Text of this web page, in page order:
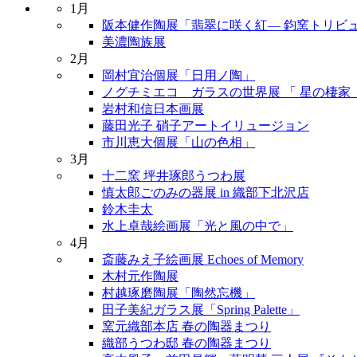
1月
阪本健作陶展「翡翠に咲く紅― 鈞窯トリビ
美濃陶族展
2月
岡村宜治個展「日用ノ陶」
ノグチミエコ ガラスの世界展 「 星の棲家
岩村和信日本画展
藤田光子 硝子アートイリュージョン
市川恵大個展「山の色相」
3月
十二窯 坪井琢郎うつわ展
慎太郎ごのみの器展 in 織部下北沢店
鈴木圭太
水上卓哉絵画展「光と風の中で」
4月
斎藤みえ子絵画展 Echoes of Memory
木村元作陶展
村越琢磨陶展「陶然忘機」
田子美紀ガラス展「Spring Palette」
窯元織部本店 春の陶器まつり
織部うつわ邸 春の陶器まつり